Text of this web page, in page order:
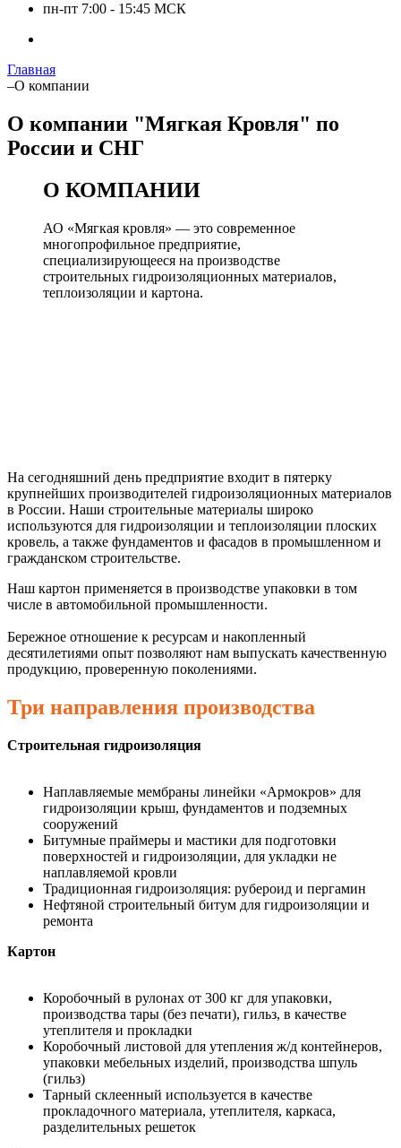
пн-пт 7:00 - 15:45 МСК
Главная
–О компании
О компании "Мягкая Кровля" по
России и СНГ
О КОМПАНИИ
АО «Мягкая кровля» — это современное
многопрофильное предприятие,
специализирующееся на производстве
строительных гидроизоляционных материалов,
теплоизоляции и картона.
На сегодняшний день предприятие входит в пятерку
крупнейших производителей гидроизоляционных материалов
в России. Наши строительные материалы широко
используются для гидроизоляции и теплоизоляции плоских
кровель, а также фундаментов и фасадов в промышленном и
гражданском строительстве.
Наш картон применяется в производстве упаковки в том
числе в автомобильной промышленности.
Бережное отношение к ресурсам и накопленный
десятилетиями опыт позволяют нам выпускать качественную
продукцию, проверенную поколениями.
Три направления производства
Строительная гидроизоляция
Наплавляемые мембраны линейки «Армокров» для
гидроизоляции крыш, фундаментов и подземных
сооружений
Битумные праймеры и мастики для подготовки
поверхностей и гидроизоляции, для укладки не
наплавляемой кровли
Традиционная гидроизоляция: рубероид и пергамин
Нефтяной строительный битум для гидроизоляции и
ремонта
Картон
Коробочный в рулонах от 300 кг для упаковки,
производства тары (без печати), гильз, в качестве
утеплителя и прокладки
Коробочный листовой для утепления ж/д контейнеров,
упаковки мебельных изделий, производства шпуль
(гильз)
Тарный склеенный используется в качестве
прокладочного материала, утеплителя, каркаса,
разделительных решеток